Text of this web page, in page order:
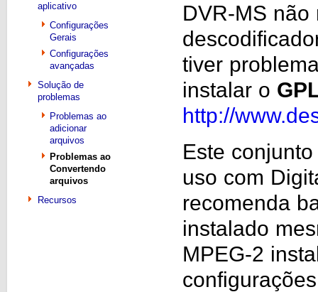
aplicativo
Configurações
Gerais
Configurações
avançadas
Solução de
problemas
Problemas ao
adicionar
arquivos
Problemas ao
Convertendo
arquivos
Recursos
DVR-MS
tiver
instalar o
http://
Este
uso com
recomenda
instalado
MPEG-2